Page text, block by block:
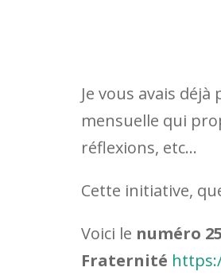
Je vous avais déjà
mensuelle qui
réflexions, etc…
Cette initiative,
Voici le numéro
Fraternité